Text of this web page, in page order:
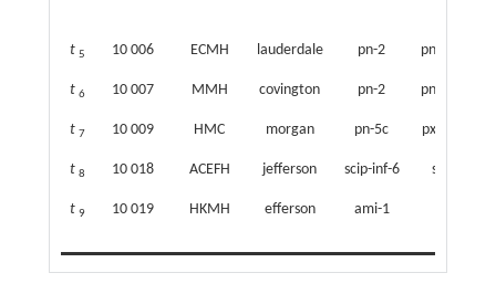
t 5 10 006 ECMH lauderdale pn-2 pneumonia
t 6 10 007 MMH covington pn-2 pneumonia
t 7 10 009 HMC morgan pn-5c pxeumoxia
t 8 10 018 ACEFH jefferson scip-inf-6 surgery
t 9 10 019 HKMH efferson ami-1